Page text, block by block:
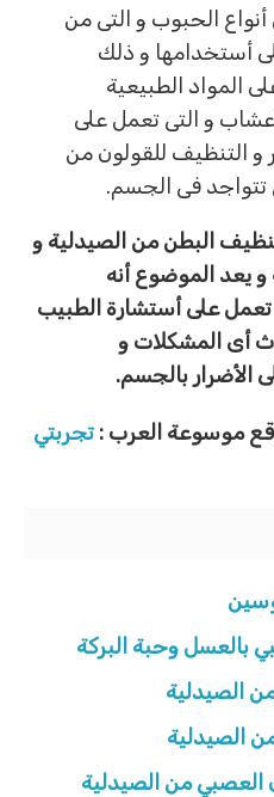
الحبوب و التى من
أستخدامها و ذلك
المواد الطبيعية
و التى تعمل على
و التنظيف للقولون من
تتواجد فى الجسم.
البطن من الصيدلية و
يعد الموضوع أنه
على أستشارة الطبيب
أى المشكلات و
الأضرار بالجسم.
موسوعة العرب : تجربتي
بالعسل وحبة البركة
الصيدلية
الصيدلية
العصبي من الصيدلية